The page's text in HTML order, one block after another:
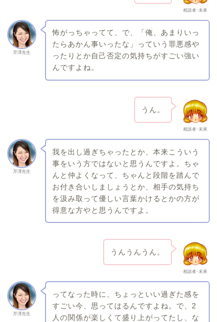
相談者･未來
芹澤先生
怖がっちゃってて、で、「俺、あまりいっ
たらあかん事いったな」っていう罪悪感や
ったりとか自己否定の気持ちがすごい強い
んですよね。
相談者･未來
うん。
芹澤先生
我を出し過ぎちゃったとか、本来こういう
事をいう方ではないと思うんですよ。ちゃ
んと仲よくなって、ちゃんと段階を踏んで
お付き合いしましょうとか、相手の気持ち
を汲み取って優しい言葉かけるとかの方が
得意な方やと思うんですよ。
相談者･未來
うんうんうん。
芹澤先生
ってなった時に、ちょっといい過ぎた感を
すごい今、思ってはるんですよね。で、2
人の関係が楽しくて盛り上がってたし、な